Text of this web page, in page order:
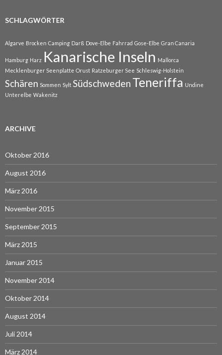
SCHLAGWÖRTER
Algarve Brocken Camping Darß Dove-Elbe Fahrrad Gose-Elbe Gran Canaria
Hamburg Harz Kanarische Inseln Mallorca
Mecklenburger Seenplatte Orust Ratzeburger See Schleswig-Holstein
Schären Sommen Sylt Südschweden Teneriffa Undine
Unterelbe Wakenitz
ARCHIVE
Oktober 2016
August 2016
März 2016
November 2015
September 2015
März 2015
Januar 2015
November 2014
Oktober 2014
August 2014
Juli 2014
März 2014